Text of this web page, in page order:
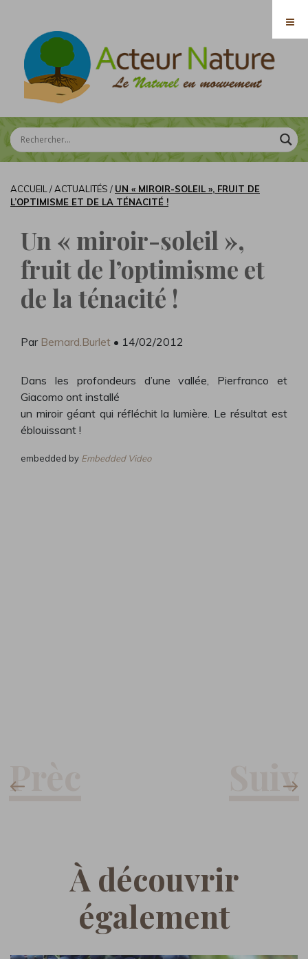
ACCUEIL /ACTUALITÉS / UN « MIROIR-SOLEIL », FRUIT DE
L’OPTIMISME ET DE LA TÉNACITÉ !
Un « miroir-soleil »,
fruit de l’optimisme et
de la ténacité !
Par Bernard.Burlet • 14/02/2012
Dans les profondeurs d’une vallée, Pierfranco et
Giacomo ont installé
un miroir géant qui réfléchit la lumière. Le résultat est
éblouissant !
embedded by Embedded Video
À découvrir
également